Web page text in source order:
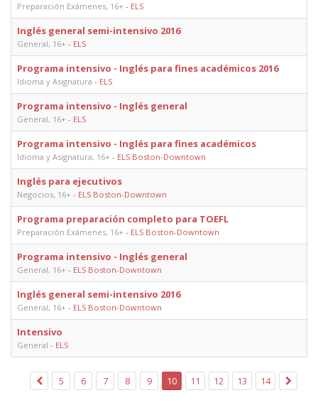
Preparación Exámenes, 16+ - ELS
Inglés general semi-intensivo 2016
General, 16+ - ELS
Programa intensivo - Inglés para fines académicos 2016
Idioma y Asignatura - ELS
Programa intensivo - Inglés general
General, 16+ - ELS
Programa intensivo - Inglés para fines académicos
Idioma y Asignatura, 16+ - ELS Boston-Downtown
Inglés para ejecutivos
Negocios, 16+ - ELS Boston-Downtown
Programa preparación completo para TOEFL
Preparación Exámenes, 16+ - ELS Boston-Downtown
Programa intensivo - Inglés general
General, 16+ - ELS Boston-Downtown
Inglés general semi-intensivo 2016
General, 16+ - ELS Boston-Downtown
Intensivo
General - ELS
5 6 7 8 9 10 11 12 13 14